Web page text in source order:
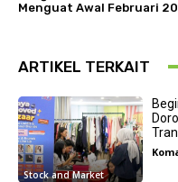
Menguat Awal Februari
ARTIKEL TERKAIT
Stock and Market